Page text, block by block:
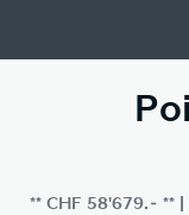
** CHF 58'679.– **